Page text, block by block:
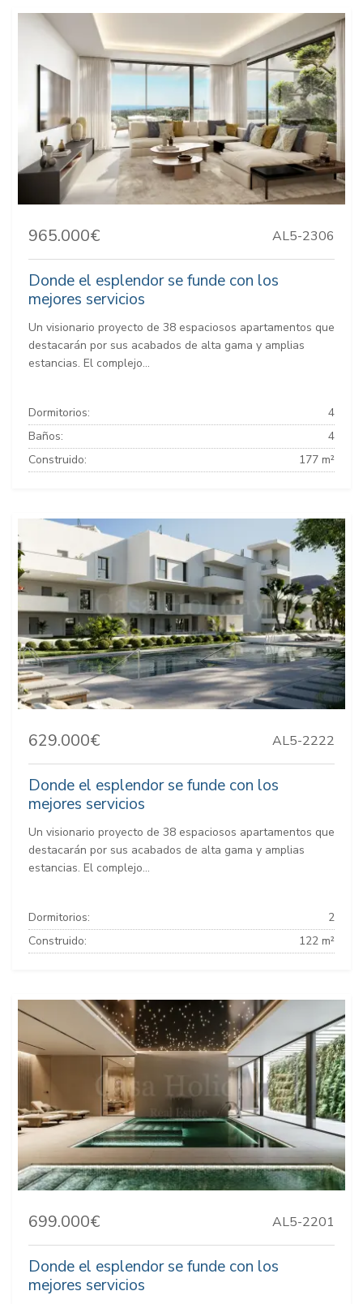
965.000€ AL5-2306
Donde el esplendor se funde con los
mejores servicios
Un visionario proyecto de 38 espaciosos apartamentos que
destacarán por sus acabados de alta gama y amplias
estancias. El complejo...
Dormitorios:
4
Baños:
4
Construido:
177 m²
629.000€ AL5-2222
Donde el esplendor se funde con los
mejores servicios
Un visionario proyecto de 38 espaciosos apartamentos que
destacarán por sus acabados de alta gama y amplias
estancias. El complejo...
Dormitorios:
2
Construido:
122 m²
699.000€ AL5-2201
Donde el esplendor se funde con los
mejores servicios